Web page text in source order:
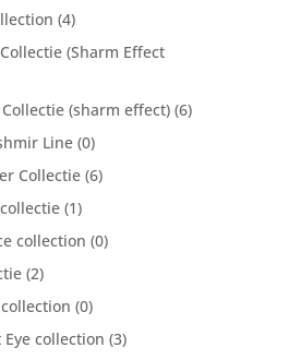
(4)
(Sharm Effect
(sharm effect) (6)
Line (0)
Collectie (6)
(1)
collection (0)
(2)
(0)
collection (3)